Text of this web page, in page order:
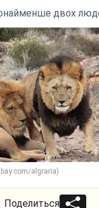
двох
algraria)
Поделиться